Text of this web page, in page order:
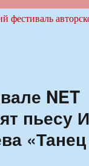
NET
пьесу